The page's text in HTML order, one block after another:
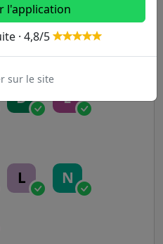
D E
L N
l'application
· 4,8/5
sur le site